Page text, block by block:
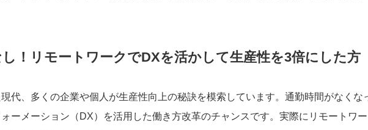
！リモートワークでDXを活かして生産性を3倍にした方
代、多くの企業や個人が生産性向上の秘訣を模索しています。通勤時間がなくな
ーメーション（DX）を活用した働き方改革のチャンスです。実際にリモートワー